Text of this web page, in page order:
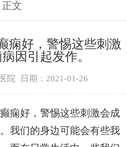
正文
痫好，警惕这些刺激
因引起发作。
院 日期：2021-01-26
好，警惕这些刺激会成
我们的身边可能会有些我